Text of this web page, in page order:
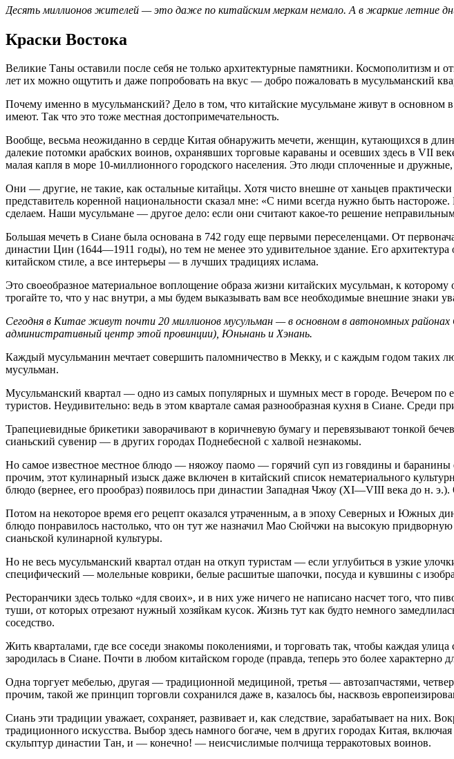
Десять миллионов жителей — это даже по китайским меркам немало. А в жаркие летние
Краски Востока
Великие Таны оставили после себя не только архитектурные памятники. Космополитизм и
лет их можно ощутить и даже попробовать на вкус — добро пожаловать в мусульманский
Почему именно в мусульманский? Дело в том, что китайские мусульмане живут в основном
имеют. Так что это тоже местная достопримечательность.
Вообще, весьма неожиданно в сердце Китая обнаружить мечети, женщин, кутающихся в
далекие потомки арабских воинов, охранявших торговые караваны и осевших здесь в VII
малая капля в море 10-миллионного городского населения. Это люди сплоченные и
Они — другие, не такие, как остальные китайцы. Хотя чисто внешне от ханьцев
представитель коренной национальности сказал мне: «С ними всегда нужно быть
сделаем. Наши мусульмане — другое дело: если они считают какое-то решение
Большая мечеть в Сиане была основана в 742 году еще первыми переселенцами. От
династии Цин (1644—1911 годы), но тем не менее это удивительное здание. Его
китайском стиле, а все интерьеры — в лучших традициях ислама.
Это своеобразное материальное воплощение образа жизни китайских мусульман, к
трогайте то, что у нас внутри, а мы будем выказывать вам все необходимые внешние знаки
Сегодня в Китае живут почти 20 миллионов мусульман — в основном в автономных
административный центр этой провинции), Юньнань и Хэнань.
Каждый мусульманин мечтает совершить паломничество в Мекку, и с каждым годом таких
мусульман.
Мусульманский квартал — одно из самых популярных и шумных мест в городе. Вечером
туристов. Неудивительно: ведь в этом квартале самая разнообразная кухня в Сиане. Среди
Трапециевидные брикетики заворачивают в коричневую бумагу и перевязывают тонкой
сианьский сувенир — в других городах Поднебесной с халвой незнакомы.
Но самое известное местное блюдо — няожоу паомо — горячий суп из говядины и
прочим, этот кулинарный изыск даже включен в китайский список нематериального
блюдо (вернее, его прообраз) появилось при династии Западная Чжоу (XI—VIII века до н.
Потом на некоторое время его рецепт оказался утраченным, а в эпоху Северных и
блюдо понравилось настолько, что он тут же назначил Мао Сюйчжи на высокую
сианьской кулинарной культуры.
Но не весь мусульманский квартал отдан на откуп туристам — если углубиться в узкие
специфический — молельные коврики, белые расшитые шапочки, посуда и кувшины с
Ресторанчики здесь только «для своих», и в них уже ничего не написано насчет того, что
туши, от которых отрезают нужный хозяйкам кусок. Жизнь тут как будто немного
соседство.
Жить кварталами, где все соседи знакомы поколениями, и торговать так, чтобы каждая
зародилась в Сиане. Почти в любом китайском городе (правда, теперь это более
Одна торгует мебелью, другая — традиционной медициной, третья — автозапчастями,
прочим, такой же принцип торговли сохранился даже в, казалось бы, насквозь
Сиань эти традиции уважает, сохраняет, развивает и, как следствие, зарабатывает на них.
традиционного искусства. Выбор здесь намного богаче, чем в других городах Китая,
скульптур династии Тан, и — конечно! — неисчислимые полчища терракотовых воинов.